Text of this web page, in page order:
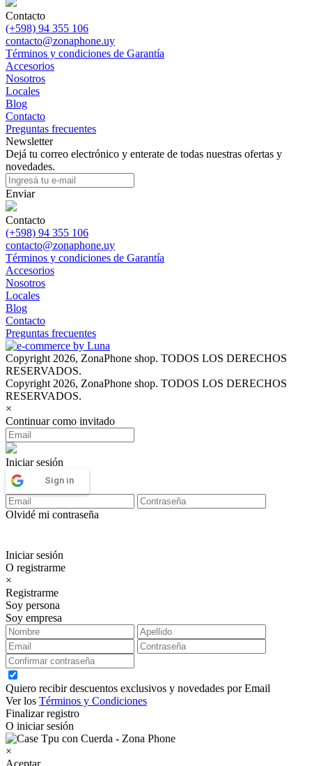
Contacto
(+598) 94 355 106
contacto@zonaphone.uy
Términos y condiciones de Garantía
Accesorios
Nosotros
Locales
Blog
Contacto
Preguntas frecuentes
Newsletter
Dejá tu correo electrónico y enterate de todas nuestras ofertas y
novedades.
Enviar
Contacto
(+598) 94 355 106
contacto@zonaphone.uy
Términos y condiciones de Garantía
Accesorios
Nosotros
Locales
Blog
Contacto
Preguntas frecuentes
Copyright 2026, ZonaPhone shop. TODOS LOS DERECHOS
RESERVADOS.
Copyright 2026, ZonaPhone shop. TODOS LOS DERECHOS
RESERVADOS.
×
Continuar como invitado
Iniciar sesión
Sign in
Olvidé mi contraseña
Iniciar sesión
O registrarme
×
Registrarme
Soy persona
Soy empresa
Quiero recibir descuentos exclusivos y novedades por Email
Ver los Términos y Condiciones
Finalizar registro
O iniciar sesión
×
Aceptar